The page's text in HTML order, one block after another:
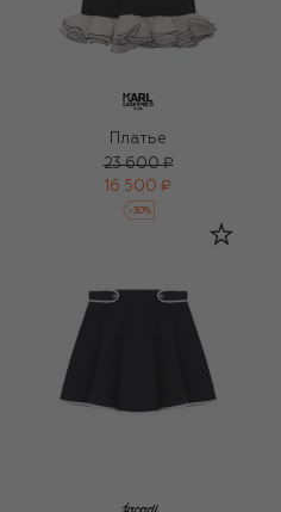
Платье
23 600 ₽
16 500 ₽
-30%